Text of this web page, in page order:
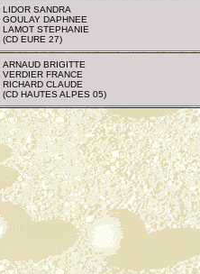
LIDOR SANDRA
GOULAY DAPHNEE
LAMOT STEPHANIE
(CD EURE 27)
ARNAUD BRIGITTE
VERDIER FRANCE
RICHARD CLAUDE
(CD HAUTES ALPES 05)